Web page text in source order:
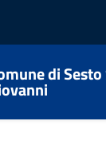
di Sesto